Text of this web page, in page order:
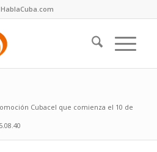
Cubacel que comienza el 10 de